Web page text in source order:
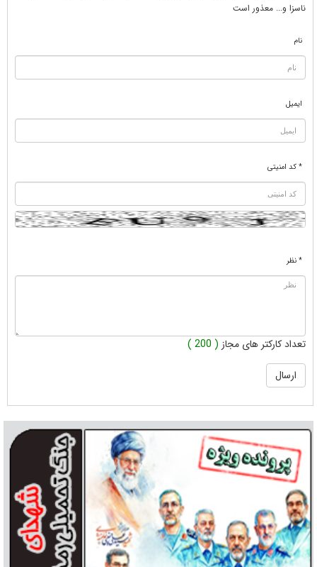
ناسزا و... معذور است
نام
ایمیل
* کد امنیتی
* نظر
تعداد کارکتر های مجاز ( 200 )